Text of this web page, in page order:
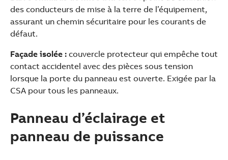
des conducteurs de mise à la terre de l’équipement,
assurant un chemin sécuritaire pour les courants de
défaut.
Façade isolée : couvercle protecteur qui empêche tout
contact accidentel avec des pièces sous tension
lorsque la porte du panneau est ouverte. Exigée par la
CSA pour tous les panneaux.
Panneau d’éclairage et
panneau de puissance